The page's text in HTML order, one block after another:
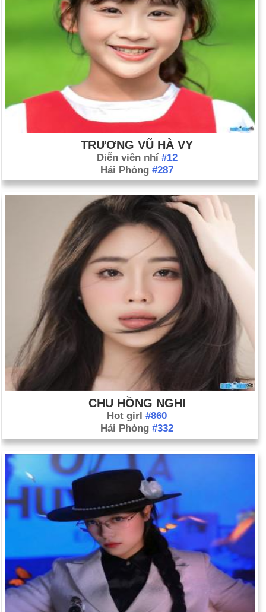
TRƯƠNG VŨ HÀ VY
Diễn viên nhí #12
Hải Phòng #287
CHU HỒNG NGHI
Hot girl #860
Hải Phòng #332